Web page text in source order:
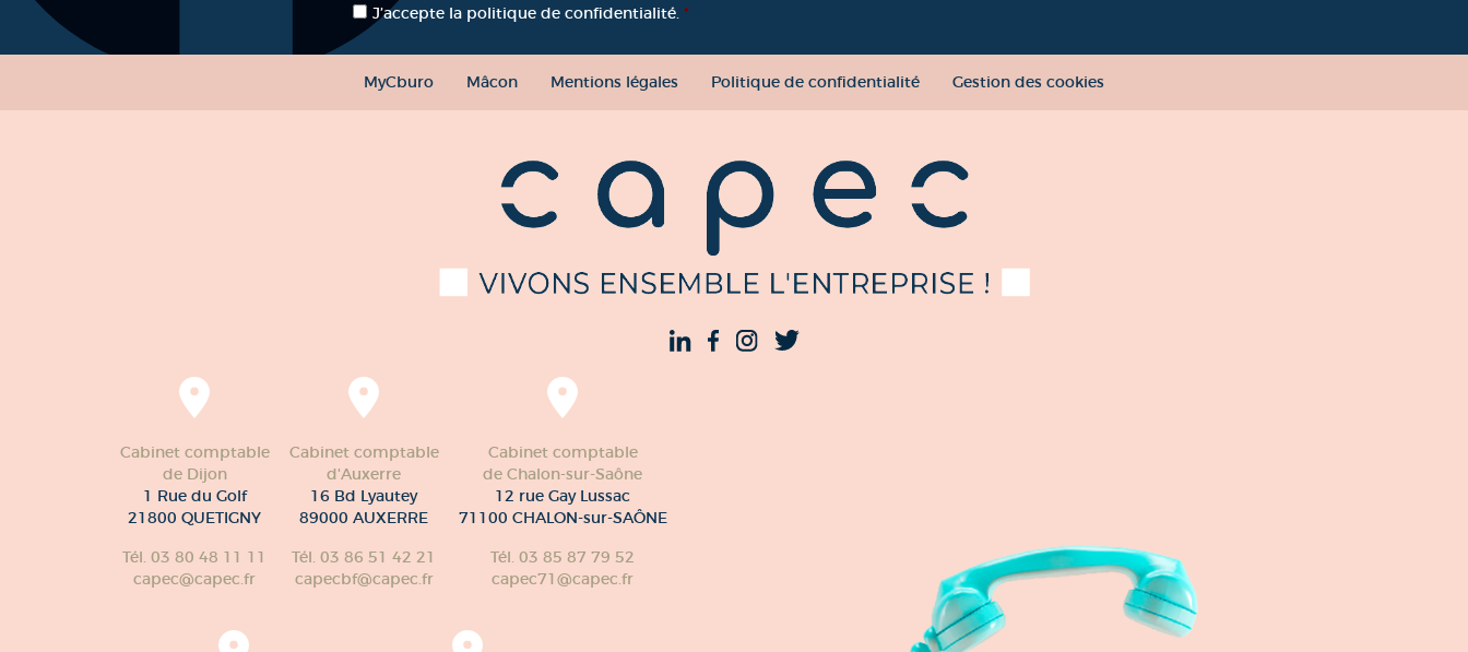
RGPD *
J’accepte la politique de confidentialité. *
MyCburo Mâcon Mentions légales Politique de confidentialité Gestion des cookies
Cabinet comptable
de Dijon
1 Rue du Golf
21800 QUETIGNY
Tél. 03 80 48 11 11
capec@capec.fr
Cabinet comptable
d'Auxerre
16 Bd Lyautey
89000 AUXERRE
Tél. 03 86 51 42 21
capecbf@capec.fr
Cabinet comptable
de Chalon-sur-Saône
12 rue Gay Lussac
71100 CHALON-sur-SAÔNE
Tél. 03 85 87 79 52
capec71@capec.fr